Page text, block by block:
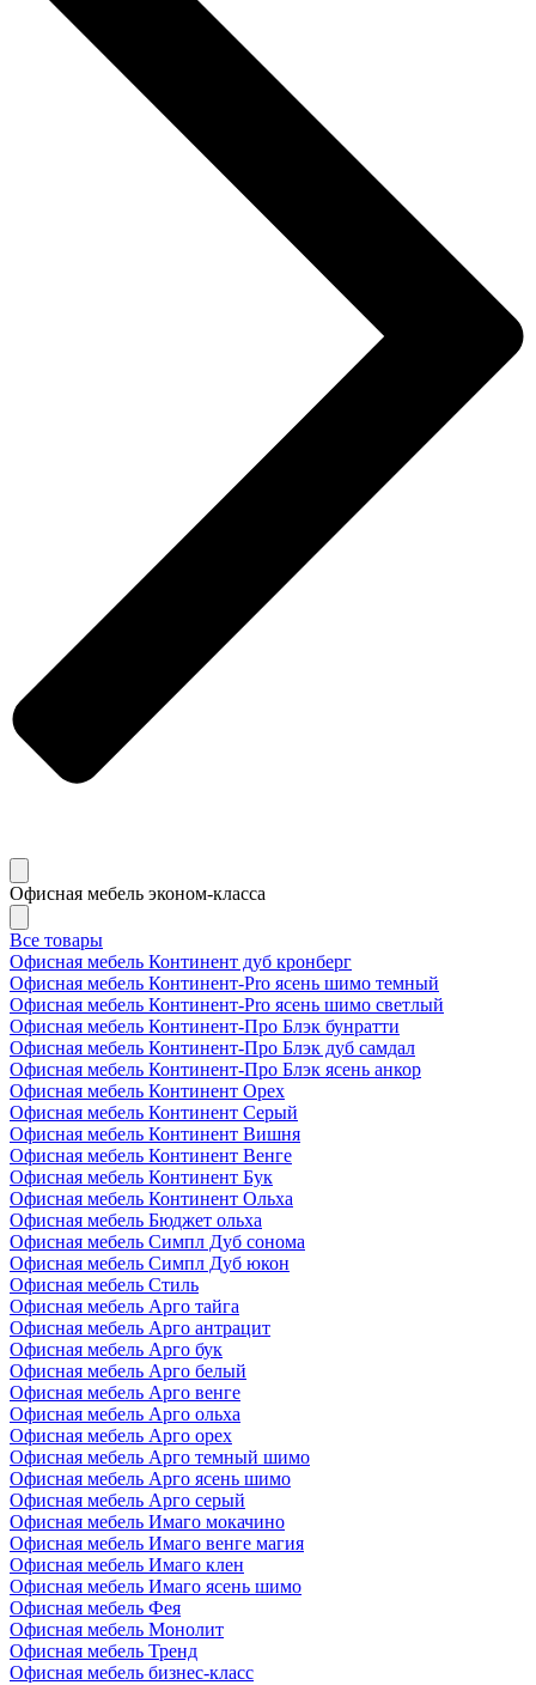
Офисная мебель эконом-класса
Все товары
Офисная мебель Континент дуб кронберг
Офисная мебель Континент-Pro ясень шимо темный
Офисная мебель Континент-Pro ясень шимо светлый
Офисная мебель Континент-Про Блэк бунратти
Офисная мебель Континент-Про Блэк дуб самдал
Офисная мебель Континент-Про Блэк ясень анкор
Офисная мебель Континент Орех
Офисная мебель Континент Серый
Офисная мебель Континент Вишня
Офисная мебель Континент Венге
Офисная мебель Континент Бук
Офисная мебель Континент Ольха
Офисная мебель Бюджет ольха
Офисная мебель Симпл Дуб сонома
Офисная мебель Симпл Дуб юкон
Офисная мебель Стиль
Офисная мебель Арго тайга
Офисная мебель Арго антрацит
Офисная мебель Арго бук
Офисная мебель Арго белый
Офисная мебель Арго венге
Офисная мебель Арго ольха
Офисная мебель Арго орех
Офисная мебель Арго темный шимо
Офисная мебель Арго ясень шимо
Офисная мебель Арго серый
Офисная мебель Имаго мокачино
Офисная мебель Имаго венге магия
Офисная мебель Имаго клен
Офисная мебель Имаго ясень шимо
Офисная мебель Фея
Офисная мебель Монолит
Офисная мебель Тренд
Офисная мебель бизнес-класс